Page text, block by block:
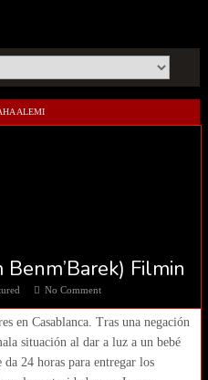
ALEMI
Filmin
No Comment
en Casablanca. Tras una negación
situación al dar a luz a un bebé
24 horas para entregar los